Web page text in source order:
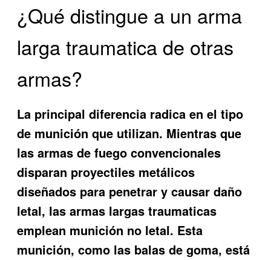
¿Qué distingue a un arma
larga traumatica de otras
armas?
La principal diferencia radica en el tipo
de munición que utilizan. Mientras que
las armas de fuego convencionales
disparan proyectiles metálicos
diseñados para penetrar y causar daño
letal, las armas largas traumaticas
emplean munición no letal. Esta
munición, como las balas de goma, está